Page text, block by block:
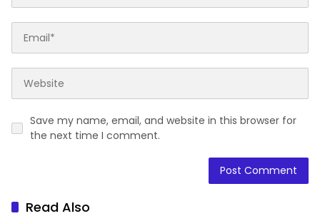
Save my name, email, and website in this browser for
the next time I comment.
Read Also